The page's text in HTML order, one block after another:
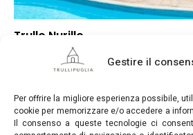
Gestire il
Per offrire la migliore esperienza possibile,
cookie per memorizzare e/o accedere a
Il consenso a queste tecnologie ci
Trullo Nurillo
Punteggio globale
▲Rapporto qualità/prezzo